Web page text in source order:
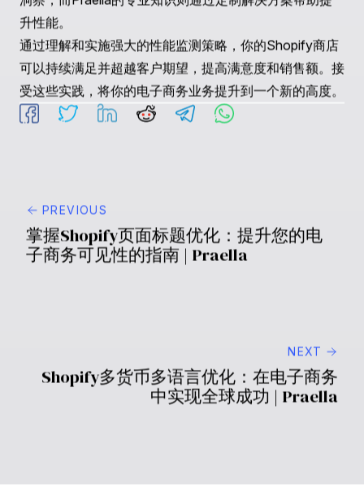
并推动转化。
常见问题
什么是Shopify性能监测？
Shopify性能监测涉及跟踪关键指标，以确保你的网站高
效运行，提供改进的洞察。
哪些工具最适合监测Shopify性能？
Google Search Console和Pingdom等工具提供有价值的
洞察，而Praella的专业知识则通过定制解决方案帮助提
掌握Shopify页面标题优化：提升您的电